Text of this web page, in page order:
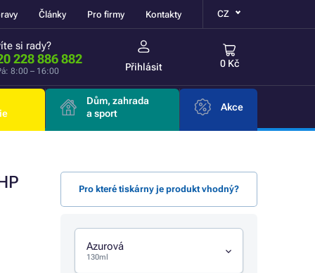
Články Pro firmy Kontakty CZ
si rady?
228 886 882
8:00 – 16:00 Přihlásit 0 Kč
Dům, zahrada
a sport
Akce
Pro které tiskárny je produkt vhodný?
Azurová
130ml